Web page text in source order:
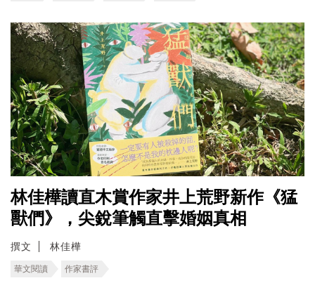
林佳樺讀直木賞作家井上荒野新作《猛
獸們》，尖銳筆觸直擊婚姻真相
撰文 林佳樺
華文閱讀 作家書評